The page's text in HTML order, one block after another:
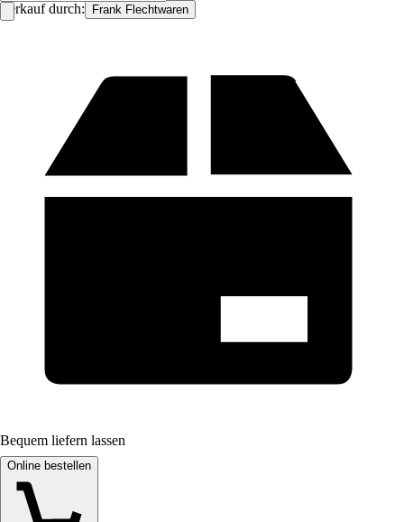
Verkauf durch: Frank Flechtwaren
Bequem liefern lassen
Online bestellen